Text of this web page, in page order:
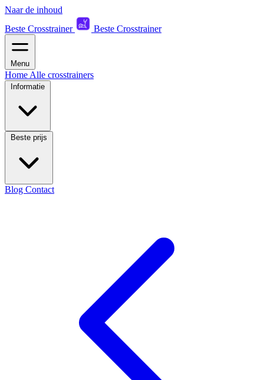
Naar de inhoud
Beste Crosstrainer
Beste Crosstrainer
Menu
Home Alle crosstrainers
Informatie
Beste prijs
Blog Contact